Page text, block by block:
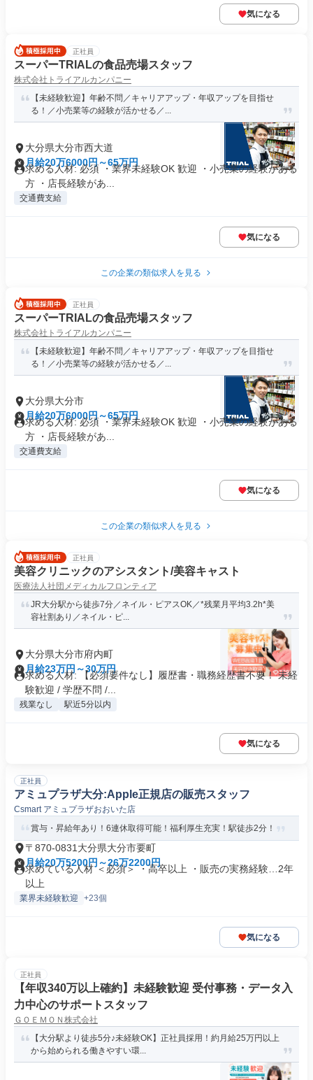
気になる
正社員
スーパーTRIALの食品売場スタッフ
株式会社トライアルカンパニー
【未経験歓迎】年齢不問／キャリアアップ・年収アップを目指せ
る！／小売業等の経験が活かせる／...
大分県大分市西大道
月給20万6000円～65万円
求める人材: 必須 ・業界未経験OK 歓迎 ・小売業の経験がある
方 ・店長経験があ...
交通費支給
気になる
この企業の類似求人を見る
正社員
スーパーTRIALの食品売場スタッフ
株式会社トライアルカンパニー
【未経験歓迎】年齢不問／キャリアアップ・年収アップを目指せ
る！／小売業等の経験が活かせる／...
大分県大分市
月給20万6000円～65万円
求める人材: 必須 ・業界未経験OK 歓迎 ・小売業の経験がある
方 ・店長経験があ...
交通費支給
気になる
この企業の類似求人を見る
正社員
美容クリニックのアシスタント/美容キャスト
医療法人社団メディカルフロンティア
JR大分駅から徒歩7分／ネイル・ピアスOK／*残業月平均3.2h*美
容社割あり／ネイル・ピ...
大分県大分市府内町
月給23万円～30万円
求める人材: 【必須要件なし】履歴書・職務経歴書不要！ 未経
験歓迎 / 学歴不問 /...
残業なし 駅近5分以内
気になる
正社員
アミュプラザ大分:Apple正規店の販売スタッフ
Csmart アミュプラザおおいた店
賞与・昇給年あり！6連休取得可能！福利厚生充実！駅徒歩2分！
〒870-0831大分県大分市要町
月給20万5200円～26万2200円
求めている人材 ＜必須＞ ・高卒以上 ・販売の実務経験…2年
以上
業界未経験歓迎 +23個
気になる
正社員
【年収340万以上確約】未経験歓迎 受付事務・データ入
力中心のサポートスタッフ
ＧＯＥＭＯＮ株式会社
【大分駅より徒歩5分♪未経験OK】正社員採用！約月給25万円以上
から始められる働きやすい環...